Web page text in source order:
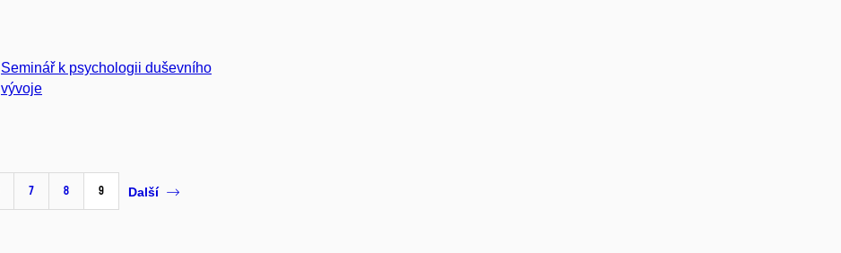
Seminář k psychologii duševního
vývoje
7 8 9 Další